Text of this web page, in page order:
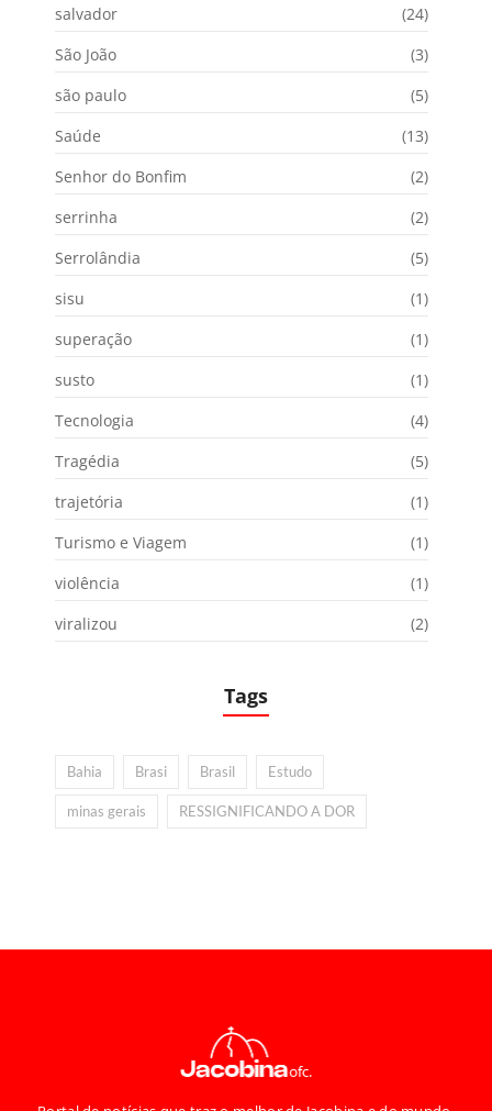
salvador
(24)
São João
(3)
são paulo
(5)
Saúde
(13)
Senhor do Bonfim
(2)
serrinha
(2)
Serrolândia
(5)
sisu
(1)
superação
(1)
susto
(1)
Tecnologia
(4)
Tragédia
(5)
trajetória
(1)
Turismo e Viagem
(1)
violência
(1)
viralizou
(2)
Tags
Bahia Brasi Brasil Estudo
minas gerais RESSIGNIFICANDO A DOR